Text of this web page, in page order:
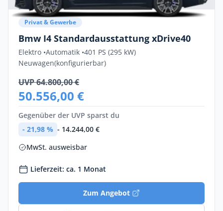
Privat & Gewerbe
Bmw I4 Standardausstattung xDrive40
Elektro •Automatik •401 PS (295 kW)
Neuwagen(konfigurierbar)
UVP 64.800,00 €
50.556,00 €
Gegenüber der UVP sparst du
- 21,98 % - 14.244,00 €
MwSt. ausweisbar
Lieferzeit: ca. 1 Monat
Zum Angebot